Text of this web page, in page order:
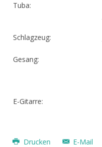
Tuba:
Schlagzeug:
Gesang:
E-Gitarre:
Drucken E-Mail